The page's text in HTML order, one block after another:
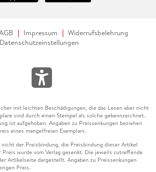
Impressum
Widerrufsbelehrung
Datenschutzeinstellungen
mit leichten Beschädigungen, die das Lesen aber nicht
sind durch einen Stempel als solche gekennzeichnet.
ist aufgehoben. Angaben zu Preissenkungen beziehen
eines mangelfreien Exemplars.
der Preisbindung, die Preisbindung dieser Artikel
wurde vom Verlag gesenkt. Die jeweils zutreffende
Artikelseite dargestellt. Angaben zu Preissenkungen
Preis.